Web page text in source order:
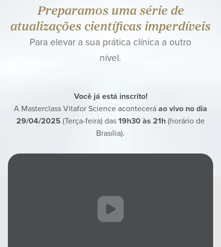
Preparamos uma série de
atualizações científicas imperdíveis
Para elevar a sua prática clínica a outro
nível.
Você já está inscrito!
A Masterclass Vitafor Science aconteceráao vivo no dia
29/04/2025 (Terça-feira) das19h30 às 21h(horário de
Brasília).